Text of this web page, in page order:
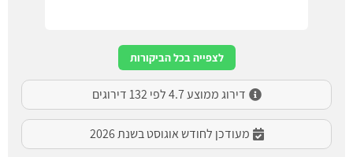
לצפייה בכל הביקורות
דירוג ממוצע 4.7 לפי 132 דירוגים
מעודכן לחודש אוגוסט בשנת 2026